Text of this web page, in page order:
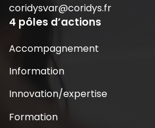
coridysvar@coridys.fr
4 pôles d’actions
Accompagnement
Information
Innovation/expertise
Formation